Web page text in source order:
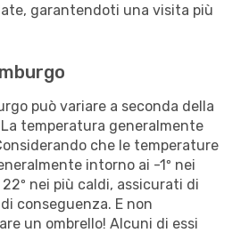
garantendoti una visita più
può variare a seconda della
temperatura generalmente
che le temperature
intorno ai -1º nei
nei più caldi, assicurati di
conseguenza. E non
un ombrello! Alcuni di essi